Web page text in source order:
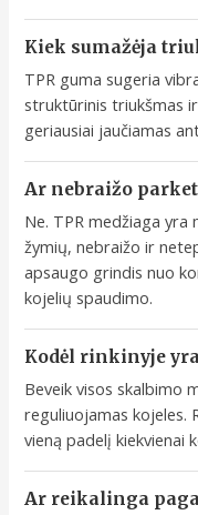
Kiek sumažėja
TPR guma sugeria
struktūrinis triukšmas
geriausiai jaučiamas
Ar nebraižo
Ne. TPR medžiaga
žymių, nebraižo ir
apsaugo grindis nuo
kojelių spaudimo.
Kodėl rinkinyje
Beveik visos skalbimo
reguliuojamas kojeles.
vieną padelį kiekvienai
Ar reikalinga